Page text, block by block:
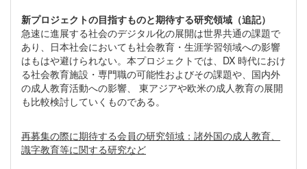
新プロジェクトの目指すものと期待する研究領域（追記）
急速に進展する社会のデジタル化の展開は世界共通の課題で
あり、日本社会においても社会教育・生涯学習領域への影響
はもはや避けられない。本プロジェクトでは、DX 時代におけ
る社会教育施設・専門職の可能性およびその課題や、国内外
の成人教育活動への影響、 東アジアや欧米の成人教育の展開
も比較検討していくものである。
再募集の際に期待する会員の研究領域：諸外国の成人教育、
識字教育等に関する研究など